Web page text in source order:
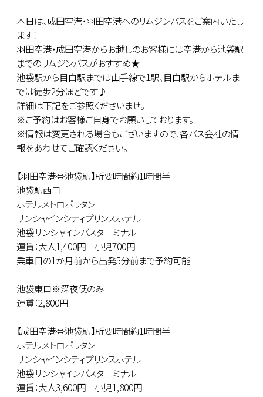
本日は、成田空港・羽田空港へのリムジンバスをご案内いたし
ます！
羽田空港・成田空港からお越しのお客様には空港から池袋駅
までのリムジンバスがおすすめ★
池袋駅から目白駅までは山手線で1駅、目白駅からホテルま
では徒歩2分ほどです♪
詳細は下記をご参照くださいませ。
※ご予約はお客様ご自身でお願いしております。
※情報は変更される場合もございますので、各バス会社の情
報をあわせてご確認ください。
【羽田空港⇔池袋駅】所要時間約1時間半
池袋駅西口
ホテルメトロポリタン
サンシャインシティプリンスホテル
池袋サンシャインバスターミナル
運賃：大人1,400円 小児700円
乗車日の1か月前から出発5分前まで予約可能
池袋東口※深夜便のみ
運賃：2,800円
【成田空港⇔池袋駅】所要時間約1時間半
ホテルメトロポリタン
サンシャインシティプリンスホテル
池袋サンシャインバスターミナル
運賃：大人3,600円 小児1,800円